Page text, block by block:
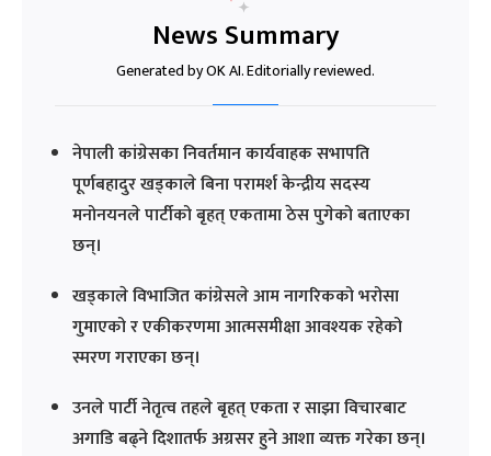
News Summary
Generated by OK AI. Editorially reviewed.
नेपाली कांग्रेसका निवर्तमान कार्यवाहक सभापति
पूर्णबहादुर खड्काले बिना परामर्श केन्द्रीय सदस्य
मनोनयनले पार्टीको बृहत् एकतामा ठेस पुगेको बताएका
छन्।
खड्काले विभाजित कांग्रेसले आम नागरिकको भरोसा
गुमाएको र एकीकरणमा आत्मसमीक्षा आवश्यक रहेको
स्मरण गराएका छन्।
उनले पार्टी नेतृत्व तहले बृहत् एकता र साझा विचारबाट
अगाडि बढ्ने दिशातर्फ अग्रसर हुने आशा व्यक्त गरेका छन्।